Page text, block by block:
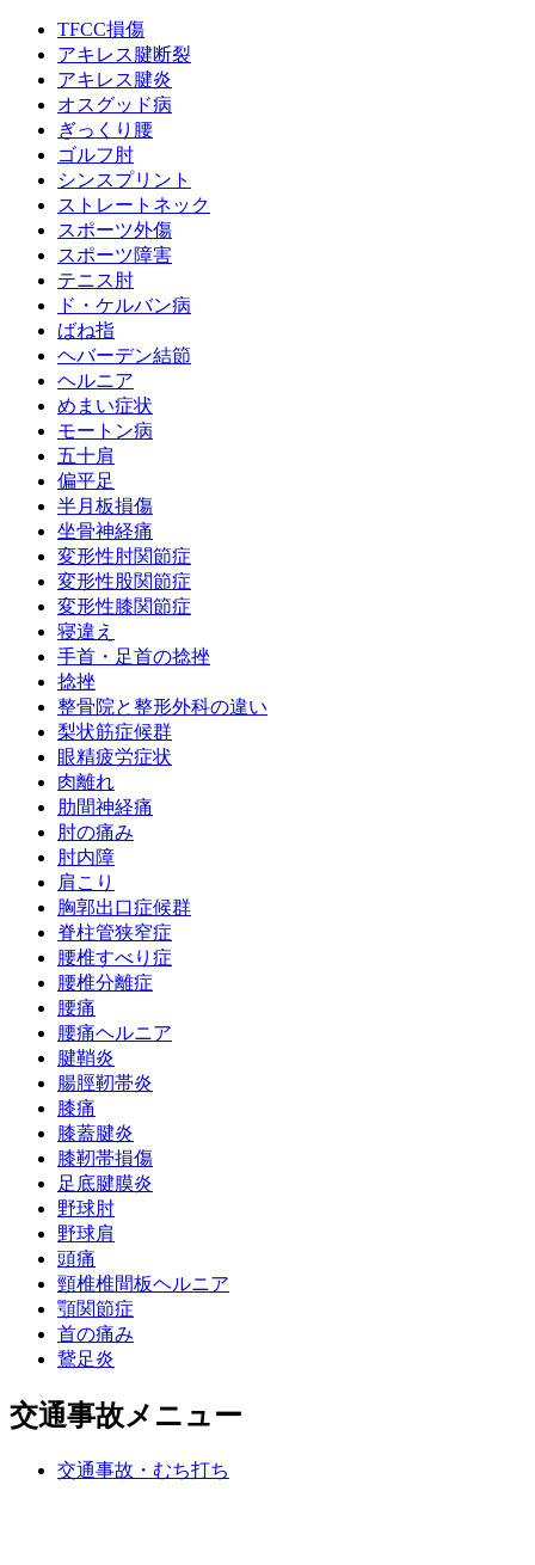
TFCC損傷
アキレス腱断裂
アキレス腱炎
オスグッド病
ぎっくり腰
ゴルフ肘
シンスプリント
ストレートネック
スポーツ外傷
スポーツ障害
テニス肘
ド・ケルバン病
ばね指
ヘバーデン結節
ヘルニア
めまい症状
モートン病
五十肩
偏平足
半月板損傷
坐骨神経痛
変形性肘関節症
変形性股関節症
変形性膝関節症
寝違え
手首・足首の捻挫
捻挫
整骨院と整形外科の違い
梨状筋症候群
眼精疲労症状
肉離れ
肋間神経痛
肘の痛み
肘内障
肩こり
胸郭出口症候群
脊柱管狭窄症
腰椎すべり症
腰椎分離症
腰痛
腰痛ヘルニア
腱鞘炎
腸脛靭帯炎
膝痛
膝蓋腱炎
膝靭帯損傷
足底腱膜炎
野球肘
野球肩
頭痛
頸椎椎間板ヘルニア
顎関節症
首の痛み
鵞足炎
交通事故メニュー
交通事故・むち打ち